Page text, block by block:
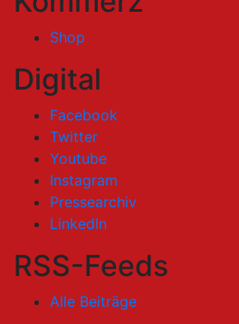
Shop
Digital
Facebook
Twitter
Youtube
Instagram
Pressearchiv
LinkedIn
RSS-Feeds
Alle Beiträge